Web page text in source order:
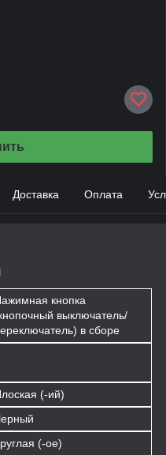
Доставка Оплата
кнопка
выключатель/
в сборе
(-ий)
(-ое)